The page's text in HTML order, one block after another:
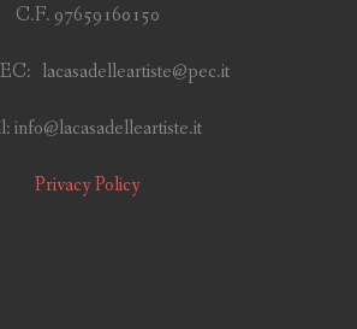
C.F. 97659160150
lacasadelleartiste@pec.it
info@lacasadelleartiste.it
Privacy Policy